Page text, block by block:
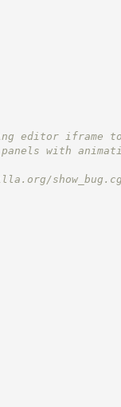
editor iframe
with